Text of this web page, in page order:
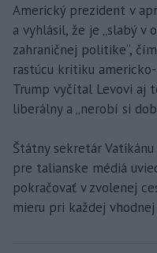
Americký prezident v
a vyhlásil, že je „slabý v
zahraničnej politike“,
rastúcu kritiku
Trump vyčítal Levovi aj
liberálny a „nerobí si
Štátny sekretár
pre talianske médiá
pokračovať v zvolenej
mieru pri každej